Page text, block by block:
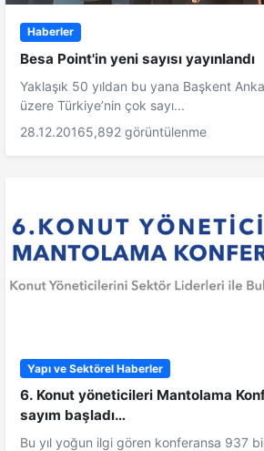
Haberler
Besa Point'in yeni sayısı yayınlandı
Yaklaşık 50 yıldan bu yana Başkent
üzere Türkiye’nin çok sayı...
28.12.20165,892 görüntülenme
Yapı ve Sektörel Haberler
6. Konut yöneticileri Mantolama
sayım başladı…
Bu yıl yoğun ilgi gören konferansa 937